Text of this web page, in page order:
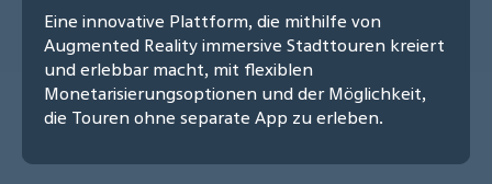
Eine innovative Plattform, die mithilfe von
Augmented Reality immersive Stadttouren kreiert
und erlebbar macht, mit flexiblen
Monetarisierungsoptionen und der Möglichkeit,
die Touren ohne separate App zu erleben.